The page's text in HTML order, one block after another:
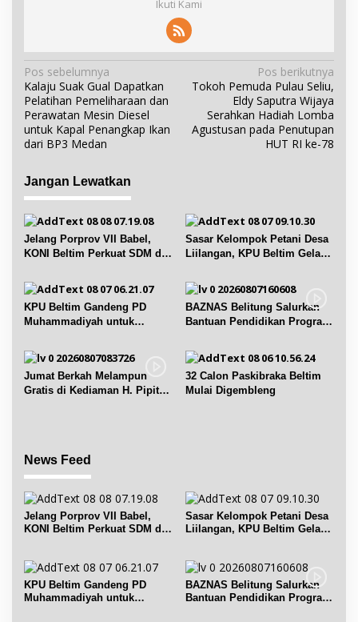
Ikuti Kami
N
a
v
i
g
s
i
p
o
Pos sebelumnya
Kalaju Suak Gual Dapatkan
Pelatihan Pemeliharaan dan
Perawatan Mesin Diesel
untuk Kapal Penangkap Ikan
dari BP3 Medan
Pos berikutnya
Tokoh Pemuda Pulau Seliu,
Eldy Saputra Wijaya
Serahkan Hadiah Lomba
Agustusan pada Penutupan
HUT RI ke-78
Jangan Lewatkan
Jelang Porprov VII Babel,
KONI Beltim Perkuat SDM di
Sasar Kelompok Petani Desa
Liilangan, KPU Beltim Gelar
KPU Beltim Gandeng PD
Muhammadiyah untuk
BAZNAS Belitung Salurkan
Bantuan Pendidikan Program
Jumat Berkah Melampun
Gratis di Kediaman H. Pipit
32 Calon Paskibraka Beltim
Mulai Digembleng
News Feed
Jelang Porprov VII Babel,
KONI Beltim Perkuat SDM di
Sasar Kelompok Petani Desa
Liilangan, KPU Beltim Gelar
KPU Beltim Gandeng PD
Muhammadiyah untuk
BAZNAS Belitung Salurkan
Bantuan Pendidikan Program